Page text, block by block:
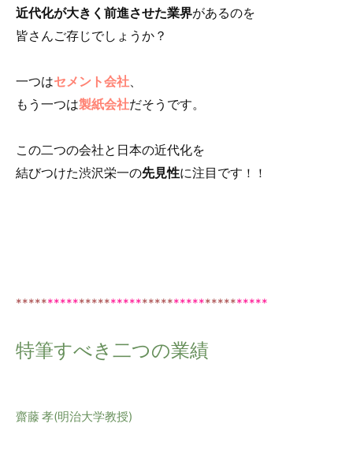
近代化が大きく前進させた業界があるのを
皆さんご存じでしょうか？
一つはセメント会社、
もう一つは製紙会社だそうです。
この二つの会社と日本の近代化を
結びつけた渋沢栄一の先見性に注目です ！！
****************************************
特筆すべき二つの業績
齋藤 孝(明治大学教授)